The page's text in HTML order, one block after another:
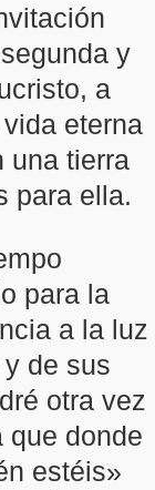
y
a
eterna
una tierra
para ella.
para la
a la luz
de sus
otra vez
que donde
estéis»